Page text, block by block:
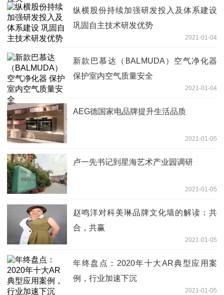
纵横股份持续加强研发投入及体系建设
巩固自主技术研发优势
2021-01-04
新款巴慕达（BALMUDA）空气净化器
保护室内空气质量安全
2021-01-04
AEG德国家电品牌提升生活品质
2021-01-05
卢一先书记到星海艺术产业园调研
2021-01-05
赵鸣洋对科美琳品牌文化墙的解读：共
合，共赢
2021-01-05
年终盘点：2020年十大AR典型应用案
例，行业加速下沉
2021-01-05